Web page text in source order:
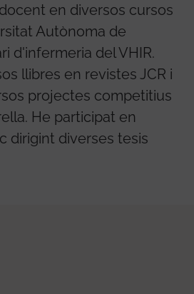
en diversos cursos
Autònoma de
d'infermeria del VHIR.
llibres en revistes JCR i
projectes competitius
He participat en
dirigint diverses tesis